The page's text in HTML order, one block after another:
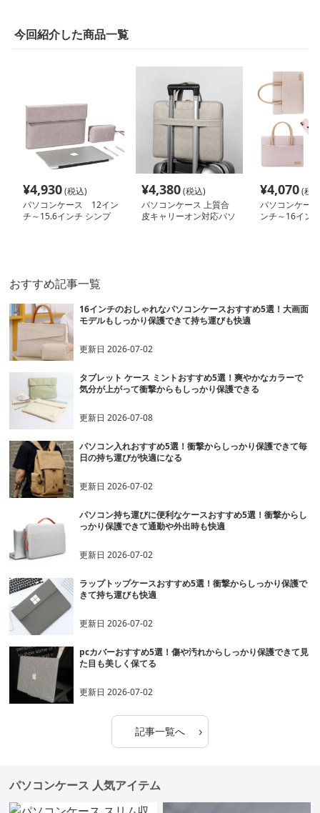
今回紹介した商品一覧
¥4,930(税込)
パソコンケース 12イン
チ～15.6インチ シンプ
¥4,380(税込)
パソコンケース 上質合
皮キャリーオン対応パソ
¥4,070(税
パソコンケー
ンチ～16イン
おすすめ記事一覧
16インチのおしゃれなパソコンケースおすすめ5選！大画面
モデルもしっかり保護できて持ち運びも快適
更新日2026-07-02
タブレット ケース ミントおすすめ5選！爽やかなカラーで
気分が上がって衝撃からもしっかり保護できる
更新日2026-07-08
パソコン入れおすすめ5選！衝撃からしっかり保護できて毎
日の持ち運びが快適になる
更新日2026-07-02
パソコン持ち運びに便利なケースおすすめ5選！衝撃からし
っかり保護できて通勤や外出時も快適
更新日2026-07-02
ラップトップケースおすすめ5選！衝撃からしっかり保護で
きて持ち運びも快適
更新日2026-07-02
pcカバーおすすめ5選！傷や汚れからしっかり保護できて見
た目も美しく保てる
更新日2026-07-02
記事一覧へ ›
パソコンケース 人気アイテム